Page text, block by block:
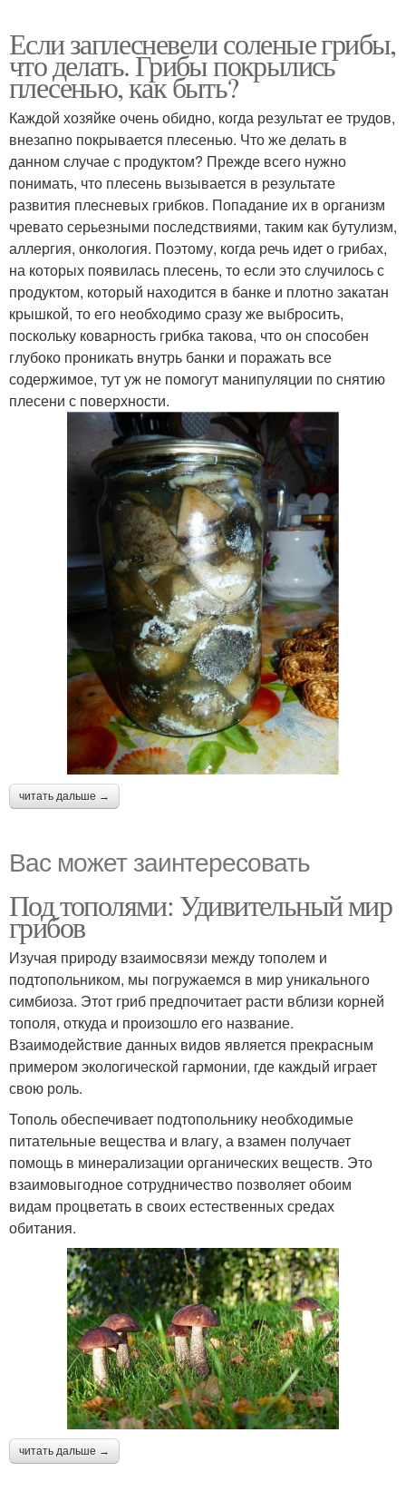
Если заплесневели соленые грибы,
что делать. Грибы покрылись
плесенью, как быть?
Каждой хозяйке очень обидно, когда результат ее трудов,
внезапно покрывается плесенью. Что же делать в
данном случае с продуктом? Прежде всего нужно
понимать, что плесень вызывается в результате
развития плесневых грибков. Попадание их в организм
чревато серьезными последствиями, таким как бутулизм,
аллергия, онкология. Поэтому, когда речь идет о грибах,
на которых появилась плесень, то если это случилось с
продуктом, который находится в банке и плотно закатан
крышкой, то его необходимо сразу же выбросить,
поскольку коварность грибка такова, что он способен
глубоко проникать внутрь банки и поражать все
содержимое, тут уж не помогут манипуляции по снятию
плесени с поверхности.
читать дальше →
Вас может заинтересовать
Под тополями: Удивительный мир
грибов
Изучая природу взаимосвязи между тополем и
подтопольником, мы погружаемся в мир уникального
симбиоза. Этот гриб предпочитает расти вблизи корней
тополя, откуда и произошло его название.
Взаимодействие данных видов является прекрасным
примером экологической гармонии, где каждый играет
свою роль.
Тополь обеспечивает подтопольнику необходимые
питательные вещества и влагу, а взамен получает
помощь в минерализации органических веществ. Это
взаимовыгодное сотрудничество позволяет обоим
видам процветать в своих естественных средах
обитания.
читать дальше →